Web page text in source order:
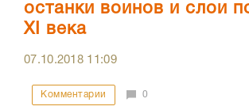
останки воинов и слои
XI века
07.10.2018 11:09
Комментарии 0